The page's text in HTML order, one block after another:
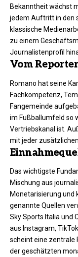
Bekanntheit wächst
jedem Auftritt in den
klassische
zu einem
Journalistenprofil
Vom
Romano hat seine
Fachkompetenz,
Fangemeinde
im Fußballumfeld so
Vertriebskanal ist.
mit jeder
Das wichtigste
Mischung aus
Monetarisierung und
genannte Quellen
Sky Sports Italia und
aus Instagram,
scheint eine zentrale
der geschätzten